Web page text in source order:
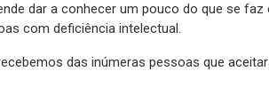
dar a conhecer um pouco do que se faz
com deficiência intelectual.
das inúmeras pessoas que